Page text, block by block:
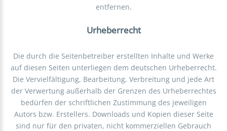
entfernen.
Urheberrecht
Die durch die Seitenbetreiber erstellten Inhalte und Werke
auf diesen Seiten unterliegen dem deutschen Urheberrecht.
Die Vervielfältigung, Bearbeitung, Verbreitung und jede Art
der Verwertung außerhalb der Grenzen des Urheberrechtes
bedürfen der schriftlichen Zustimmung des jeweiligen
Autors bzw. Erstellers. Downloads und Kopien dieser Seite
sind nur für den privaten, nicht kommerziellen Gebrauch